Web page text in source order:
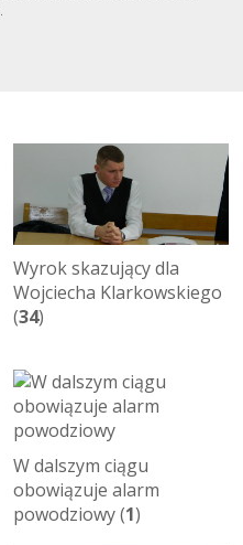
Wyrok skazujący dla
Wojciecha Klarkowskiego
(34)
W dalszym ciągu
obowiązuje alarm
powodziowy (1)